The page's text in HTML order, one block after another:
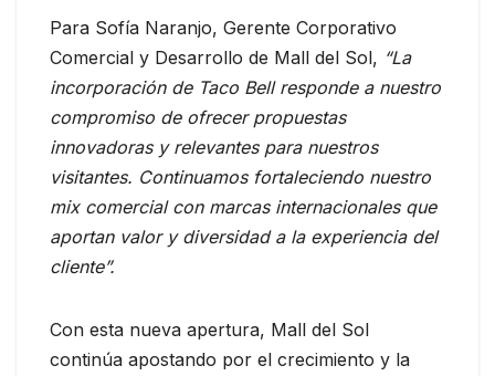
Para Sofía Naranjo, Gerente Corporativo
Comercial y Desarrollo de Mall del Sol, “La
incorporación de Taco Bell responde a nuestro
compromiso de ofrecer propuestas
innovadoras y relevantes para nuestros
visitantes. Continuamos fortaleciendo nuestro
mix comercial con marcas internacionales que
aportan valor y diversidad a la experiencia del
cliente”.
Con esta nueva apertura, Mall del Sol
continúa apostando por el crecimiento y la